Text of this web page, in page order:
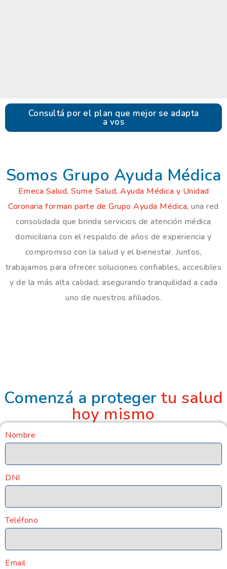
Consultá por el plan que mejor se adapta
a vos
Somos Grupo Ayuda Médica
Emeca Salud, Sume Salud, Ayuda Médica y Unidad
Coronaria forman parte de Grupo Ayuda Médica, una red
consolidada que brinda servicios de atención médica
domiciliaria con el respaldo de años de experiencia y
compromiso con la salud y el bienestar. Juntos,
trabajamos para ofrecer soluciones confiables, accesibles
y de la más alta calidad, asegurando tranquilidad a cada
uno de nuestros afiliados.
Comenzá a proteger tu salud
hoy mismo
Nombre
DNI
Teléfono
Email